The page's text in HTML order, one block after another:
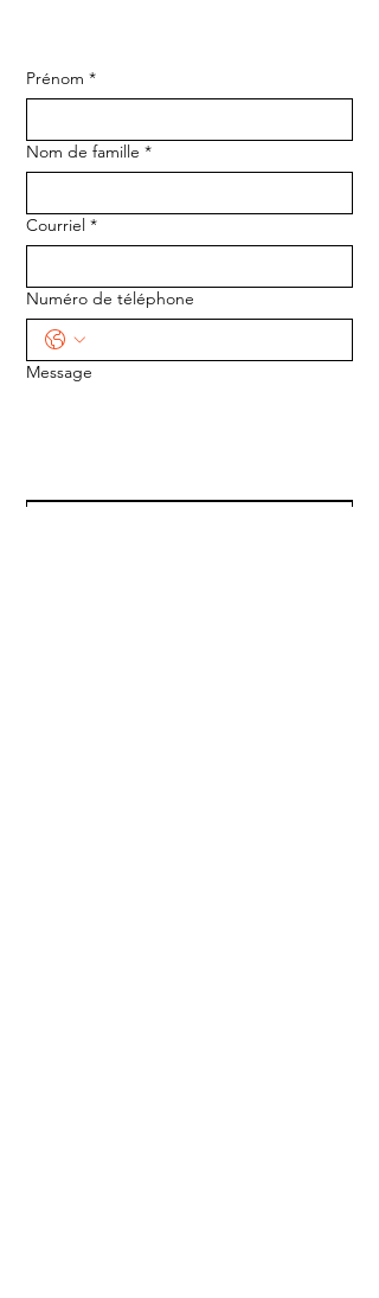
Prénom *
Nom de famille *
Courriel *
Numéro de téléphone
Message